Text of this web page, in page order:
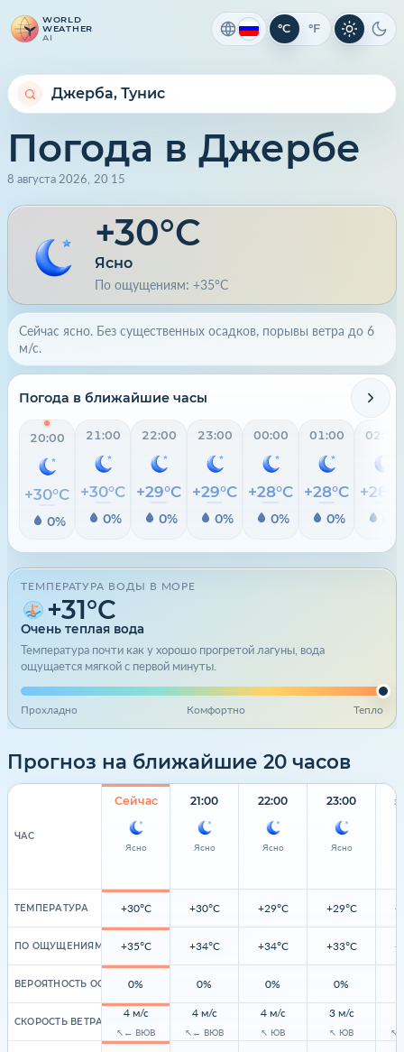
WORLD
WEATHER
AI
°C °F Светлая
Погода в Джербе
8 августа 2026 20 15
+30°C
Ясно
По ощущениям: +35°C
Сейчас ясно. Без существенных осадков, порывы ветра до 6
м/с.
Погода в ближайшие часы
20:00
+30°C
0%
21:00
+30°C
0%
22:00
+29°C
0%
23:00
+29°C
0%
00:00
+28°C
0%
01:00
+28°C
0%
02:00
+28°C
ТЕМПЕРАТУРА ВОДЫ В МОРЕ
+31°C
Очень теплая вода
Температура почти как у хорошо прогретой лагуны, вода
ощущается мягкой с первой минуты.
Прохладно Комфортно Тепло
Прогноз на ближайшие 20 часов
ЧАС
ТЕМПЕРАТУРА
ПО ОЩУЩЕНИЯМ
ВЕРОЯТНОСТЬ ОСАДКОВ
СКОРОСТЬ ВЕТРА
Сейчас
Ясно
+30°C
+35°C
0%
4 м/с
↖← ВЮВ
21:00
Ясно
+30°C
+34°C
0%
4 м/с
↖← ВЮВ
22:00
Ясно
+29°C
+34°C
0%
4 м/с
↖ ЮВ
23:00
Ясно
+29°C
+33°C
0%
3 м/с
↖ ЮВ